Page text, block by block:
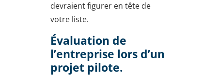
devraient figurer en tête de
votre liste.
Évaluation de
l’entreprise lors d’un
projet pilote.